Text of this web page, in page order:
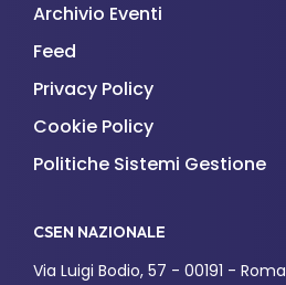
Archivio Eventi
Feed
Privacy Policy
Cookie Policy
Politiche Sistemi Gestione
CSEN NAZIONALE
Via Luigi Bodio, 57 - 00191 - Roma